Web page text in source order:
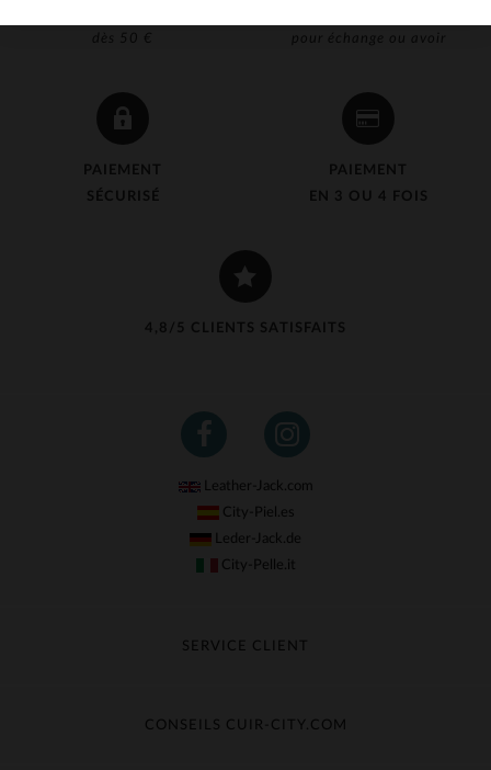
dès 50 €
pour échange ou avoir
PAIEMENT
SÉCURISÉ
PAIEMENT
EN 3 OU 4 FOIS
4,8/5 CLIENTS SATISFAITS
Leather-Jack.com
City-Piel.es
Leder-Jack.de
City-Pelle.it
SERVICE CLIENT
Échange & Remboursement
CONSEILS CUIR-CITY.COM